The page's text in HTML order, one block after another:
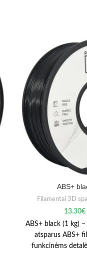
ABS+
Filamentai 3D
13.30€
ABS+ black (1 kg)
atsparus ABS+
funkcinėms